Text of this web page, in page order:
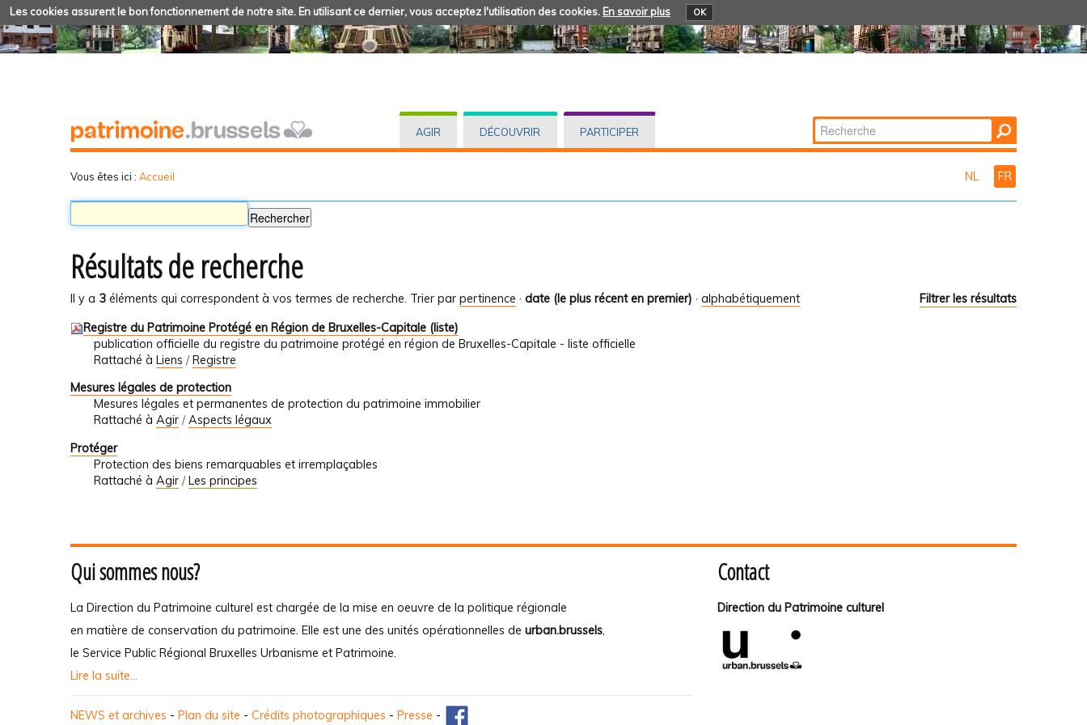
Les cookies assurent le bon fonctionnement de notre site. En utilisant ce dernier, vous acceptez l'utilisation des cookies. En savoir plus OK
AGIR DÉCOUVRIR PARTICIPER Chercher par
Recherche
Vous êtes ici : Accueil NL FR
Résultats de recherche
Il y a 3 éléments qui correspondent à vos termes de recherche. Filtrer les résultats
Trier par pertinence · date (le plus récent en premier) · alphabétiquement
Registre du Patrimoine Protégé en Région de Bruxelles-Capitale (liste)
publication officielle du registre du patrimoine protégé en région de Bruxelles-Capitale - liste officielle
Rattaché à Liens /Registre
Mesures légales de protection
Mesures légales et permanentes de protection du patrimoine immobilier
Rattaché à Agir /Aspects légaux
Protéger
Protection des biens remarquables et irremplaçables
Rattaché à Agir /Les principes
Qui sommes nous?
La Direction du Patrimoine culturel est chargée de la mise en oeuvre de la politique régionale
en matière de conservation du patrimoine. Elle est une des unités opérationnelles de urban.brussels,
le Service Public Régional Bruxelles Urbanisme et Patrimoine.
Lire la suite...
Contact
Direction du Patrimoine culturel
NEWS et archives - Plan du site - Crédits photographiques - Presse -